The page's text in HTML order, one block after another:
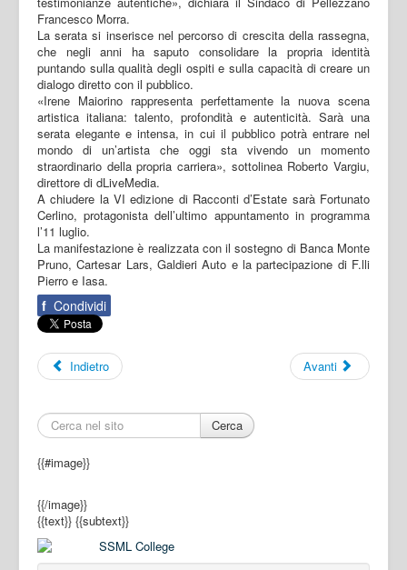
Francesco Morra.
La serata si inserisce nel percorso di crescita della rassegna,
che negli anni ha saputo consolidare la propria identità
puntando sulla qualità degli ospiti e sulla capacità di creare un
dialogo diretto con il pubblico.
«Irene Maiorino rappresenta perfettamente la nuova scena
artistica italiana: talento, profondità e autenticità. Sarà una
serata elegante e intensa, in cui il pubblico potrà entrare nel
mondo di un’artista che oggi sta vivendo un momento
straordinario della propria carriera», sottolinea Roberto Vargiu,
direttore di dLiveMedia.
A chiudere la VI edizione di Racconti d’Estate sarà Fortunato
Cerlino, protagonista dell’ultimo appuntamento in programma
l’11 luglio.
La manifestazione è realizzata con il sostegno di Banca Monte
Pruno, Cartesar Lars, Galdieri Auto e la partecipazione di F.lli
Pierro e Iasa.
f Condividi
Indietro Avanti
Cerca
{{#image}}
{{/image}}
{{text}} {{subtext}}